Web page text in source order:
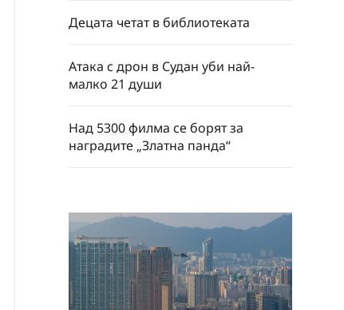
Децата четат в библиотеката
Атака с дрон в Судан уби най-
малко 21 души
Над 5300 филма се борят за
наградите „Златна панда“